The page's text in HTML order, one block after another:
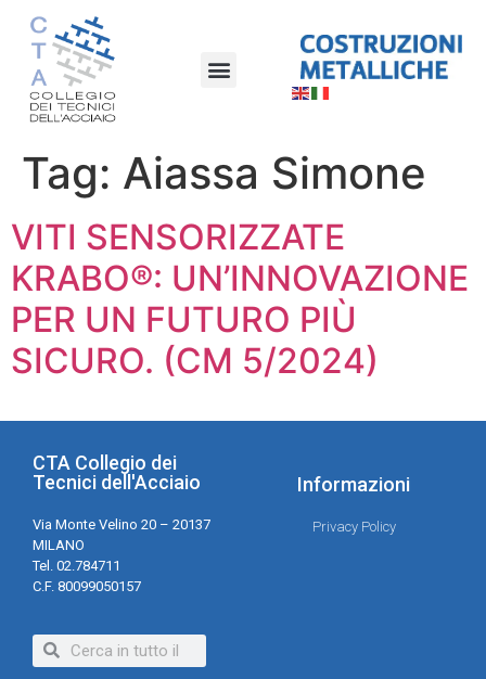
Tag: Aiassa Simone
VITI SENSORIZZATE
KRABO®: UN’INNOVAZIONE
PER UN FUTURO PIÙ
SICURO. (CM 5/2024)
CTA Collegio dei
Tecnici dell'Acciaio
Via Monte Velino 20 – 20137
MILANO
Tel. 02.784711
C.F. 80099050157
Informazioni
Privacy Policy